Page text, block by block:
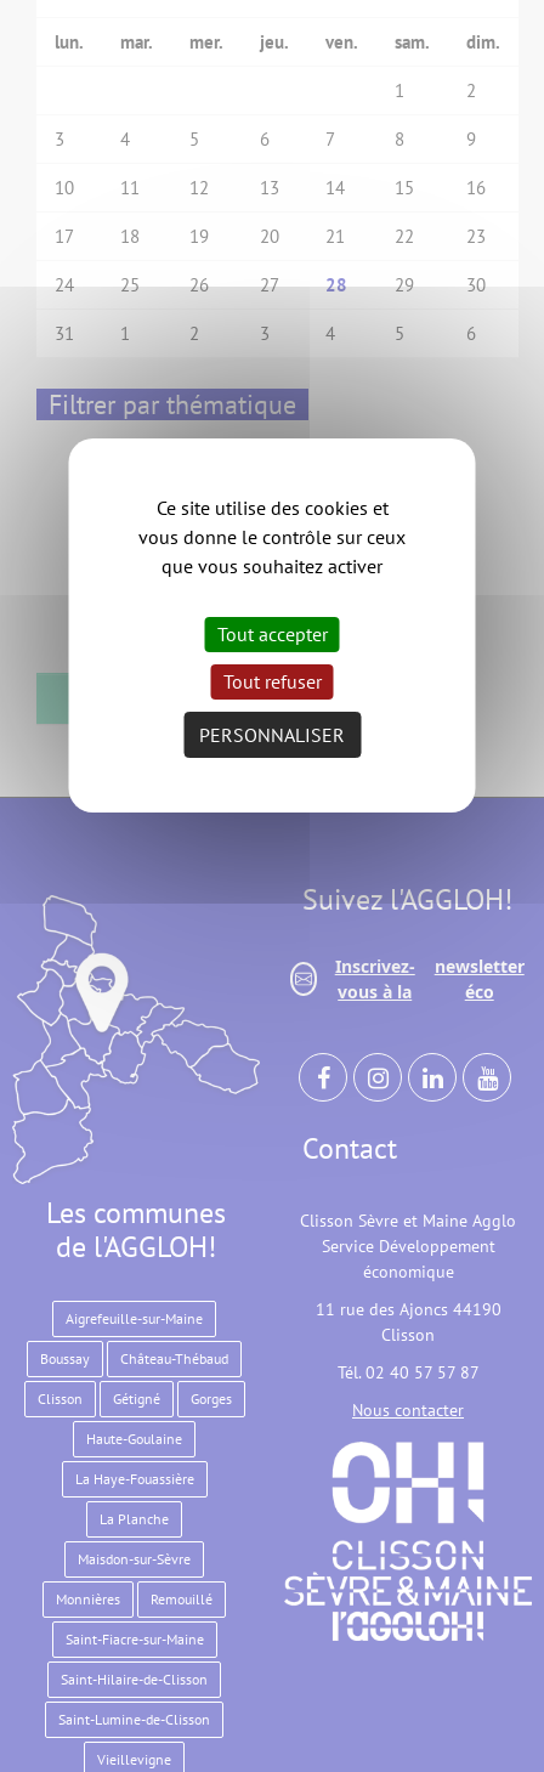
lun. mar. mer. jeu. ven. sam. dim.
1 2
3 4 5 6 7 8 9
10 11 12 13 14 15 16
17 18 19 20 21 22 23
24 25 26 27 28 29 30
31 1 2 3 4 5 6
Filtrer par thématique
Offre foncière et immobilière
Vie des entreprises
Les communes
de l'AGGLOH!
Aigrefeuille-sur-Maine
Boussay Château-Thébaud
Clisson Gétigné Gorges
Haute-Goulaine
La Haye-Fouassière
La Planche
Maisdon-sur-Sèvre
Monnières Remouillé
Saint-Fiacre-sur-Maine
Saint-Hilaire-de-Clisson
Saint-Lumine-de-Clisson
Vieillevigne
Suivez l'AGGLOH!
Inscrivez-
vous à la
newsletter
éco
Contact
Clisson Sèvre et Maine Agglo
Service Développement
économique
11 rue des Ajoncs 44190
Clisson
Tél. 02 40 57 57 87
Nous contacter
Ce site utilise des cookies et
vous donne le contrôle sur ceux
que vous souhaitez activer
Tout accepter
Tout refuser
PERSONNALISER